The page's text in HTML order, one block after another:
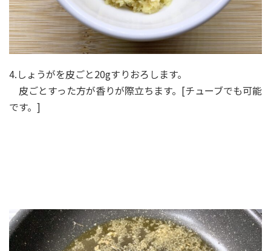
4.しょうがを皮ごと20gすりおろします。
皮ごとすった方が香りが際立ちます。[チューブでも可能
です。]